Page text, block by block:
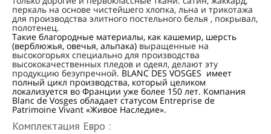
перкаль на основе чистейшего хлопка, льна и трикотажа
для производства элитного постельного белья , покрывал,
полотенец.
Такие благородные материалы, как кашемир, шерсть
(верблюжья, овечья, альпака) выращенные на
высокогорьях специально для производства
высококачественных пледов и одеял, делают эту
продукцию безупречной. BLANC DES VOSGES имеет
полный цикл производства, который целиком
локализуется во Франции уже более 150 лет. Компания
Blanc de Vosges обладает статусом Entreprise de
Patrimoine Vivant «Живое Наследие».
Комплектация Евро :